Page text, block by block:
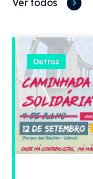
Ver todos
Outros